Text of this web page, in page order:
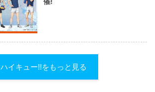
ハイキュー!!をもっと見る